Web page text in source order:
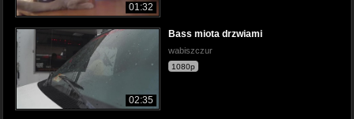
01:32
02:35
Bass miota drzwiami
wabiszczur
1080p